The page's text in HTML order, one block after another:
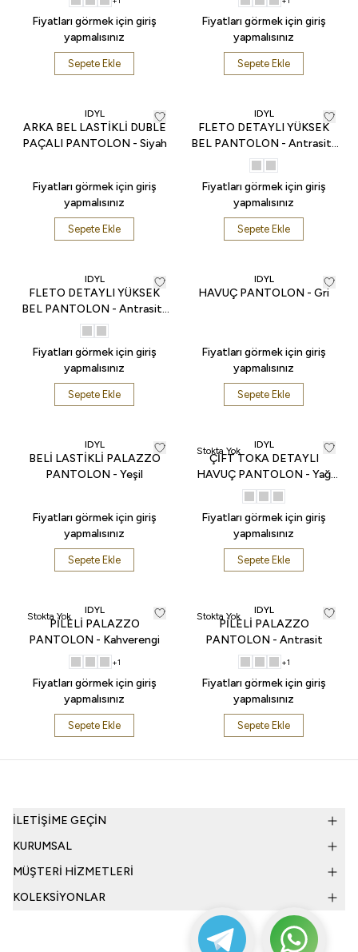
Fiyatları görmek için giriş
yapmalısınız
Sepete Ekle
Fiyatları görmek için giriş
yapmalısınız
Sepete Ekle
IDYL
ARKA BEL LASTİKLİ DUBLE
PAÇALI PANTOLON - Siyah
Fiyatları görmek için giriş
yapmalısınız
Sepete Ekle
IDYL
FLETO DETAYLI YÜKSEK
BEL PANTOLON - Antrasit-
Kırmızı
Fiyatları görmek için giriş
yapmalısınız
Sepete Ekle
IDYL
FLETO DETAYLI YÜKSEK
BEL PANTOLON - Antrasit-
Ekru
Fiyatları görmek için giriş
yapmalısınız
Sepete Ekle
IDYL
HAVUÇ PANTOLON - Gri
Fiyatları görmek için giriş
yapmalısınız
Sepete Ekle
IDYL
BELİ LASTİKLİ PALAZZO
PANTOLON - Yeşil
Fiyatları görmek için giriş
yapmalısınız
Sepete Ekle
Stokta Yok
IDYL
ÇİFT TOKA DETAYLI
HAVUÇ PANTOLON - Yağ
Yeşili
Fiyatları görmek için giriş
yapmalısınız
Sepete Ekle
Stokta Yok
IDYL
PİLELİ PALAZZO
PANTOLON - Kahverengi
+1
Fiyatları görmek için giriş
yapmalısınız
Sepete Ekle
Stokta Yok
IDYL
PİLELİ PALAZZO
PANTOLON - Antrasit
+1
Fiyatları görmek için giriş
yapmalısınız
Sepete Ekle
İLETİŞİME GEÇİN
KURUMSAL
MÜŞTERİ HİZMETLERİ
KOLEKSİYONLAR